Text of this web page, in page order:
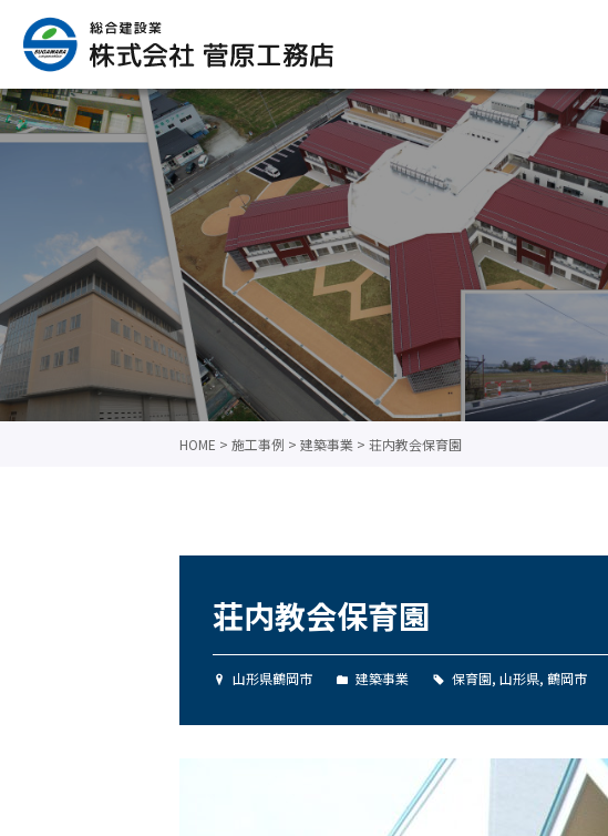
HOME > 施工事例 > 建築事業 > 荘内教会保育園
荘内教会保育園
山形県鶴岡市 建築事業 保育園, 山形県, 鶴岡市